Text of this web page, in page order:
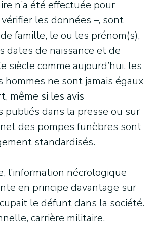
n’a été effectuée pour
les données –, sont
famille, le ou les prénom(s),
dates de naissance et de
siècle comme aujourd’hui, les
hommes ne sont jamais égaux
même si les avis
publiés dans la presse ou sur
des pompes funèbres sont
standardisés.
l’information nécrologique
en principe davantage sur
le défunt dans la société.
carrière militaire,